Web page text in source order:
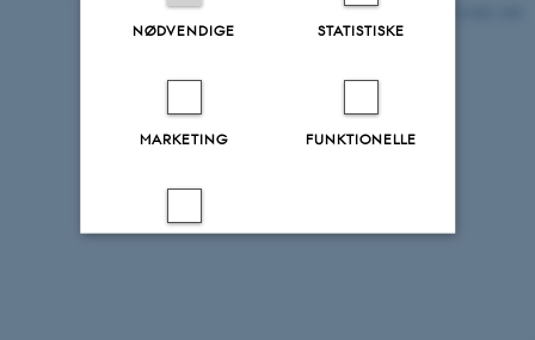
NØDVENDIGE STATISTISKE
MARKETING FUNKTIONELLE